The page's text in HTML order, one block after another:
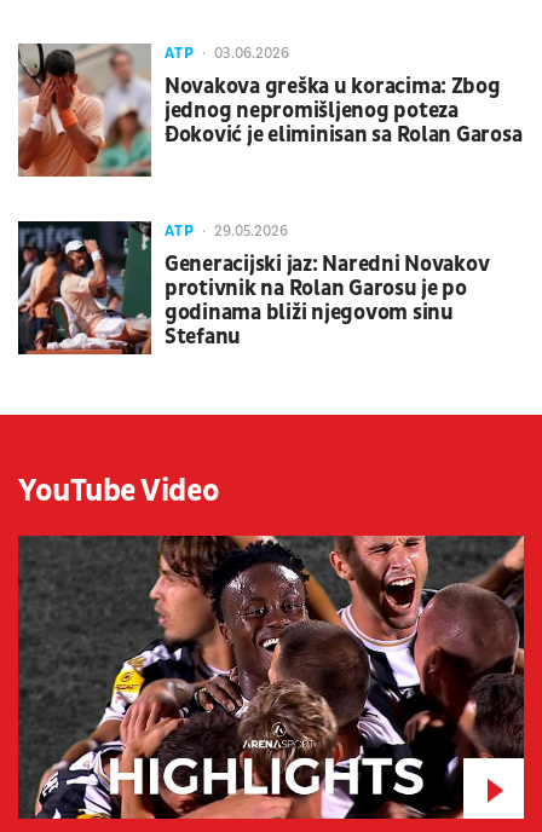
ATP 03.06.2026
Novakova greška u koracima: Zbog
jednog nepromišljenog poteza
Đoković je eliminisan sa Rolan Garosa
ATP 29.05.2026
Generacijski jaz: Naredni Novakov
protivnik na Rolan Garosu je po
godinama bliži njegovom sinu
Stefanu
YouTube Video